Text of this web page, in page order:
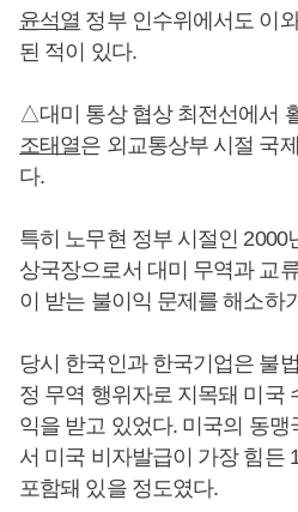
윤석열 정부 인수위에서도 이
된 적이 있다.
△대미 통상 협상 최전선에서
조태열은 외교통상부 시절 국
다.
특히 노무현 정부 시절인 2000
상국장으로서 대미 무역과 교
이 받는 불이익 문제를 해소하
당시 한국인과 한국기업은 불
정 무역 행위자로 지목돼 미국
익을 받고 있었다. 미국의 동맹
서 미국 비자발급이 가장 힘든
포함돼 있을 정도였다.